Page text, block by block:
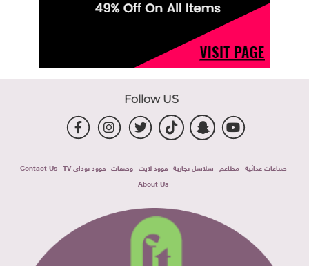
Follow US
صناعات غذائية مطاعم سلاسل تجارية فوود لايت وصفات فوود توداى TV
Contact Us
About Us